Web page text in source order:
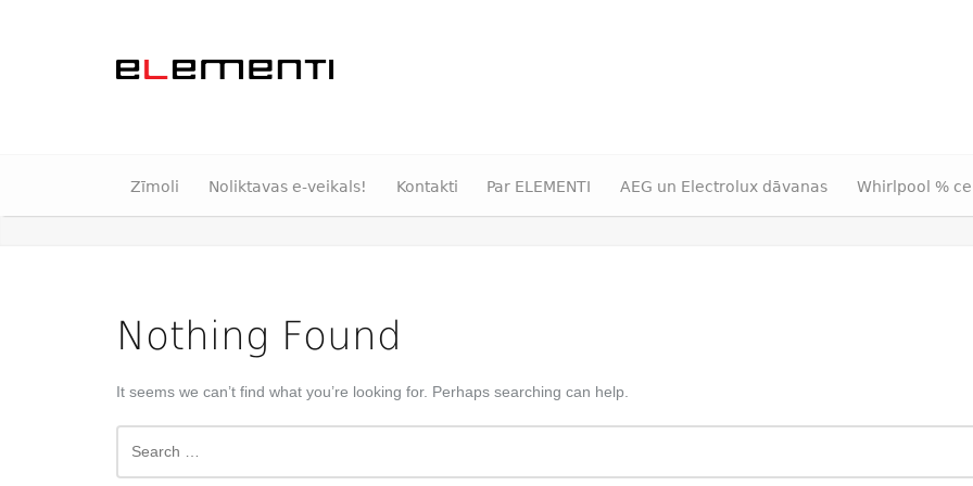
Zīmoli Noliktavas e-veikals! Kontakti Par ELEMENTI AEG un Electrolux dāvanas Whirlpool %
Nothing Found
It seems we can’t find what you’re looking for. Perhaps searching can help.